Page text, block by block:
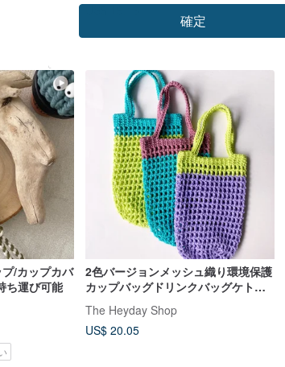
US$ 19.16
/カップカバ
ち運び可能
2色バージョンメッシュ織り環境保護
カップバッグドリンクバッグケトル
バッグコットンロープ手織り
The Heyday Shop
US$ 20.05
確定